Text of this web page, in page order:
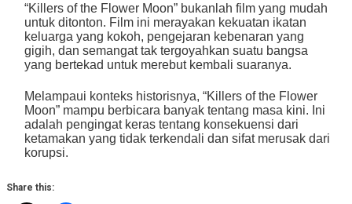
“Killers of the Flower Moon” bukanlah film yang mudah
untuk ditonton. Film ini merayakan kekuatan ikatan
keluarga yang kokoh, pengejaran kebenaran yang
gigih, dan semangat tak tergoyahkan suatu bangsa
yang bertekad untuk merebut kembali suaranya.
Melampaui konteks historisnya, “Killers of the Flower
Moon” mampu berbicara banyak tentang masa kini. Ini
adalah pengingat keras tentang konsekuensi dari
ketamakan yang tidak terkendali dan sifat merusak dari
korupsi.
Share this: